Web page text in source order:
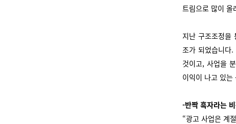
트림으로 많이 올
지난 구조조정을
조가 되었습니다
것이고, 사업을
이익이 나고 있
-반짝 흑자라는
“광고 사업은 계